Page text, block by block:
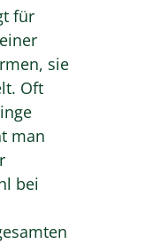
für
sie
Oft
man
bei